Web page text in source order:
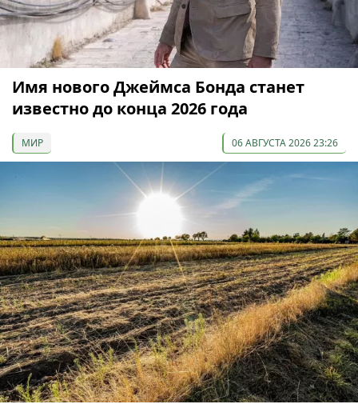
Имя нового Джеймса Бонда станет
известно до конца 2026 года
МИР 06 АВГУСТА 2026 23:26